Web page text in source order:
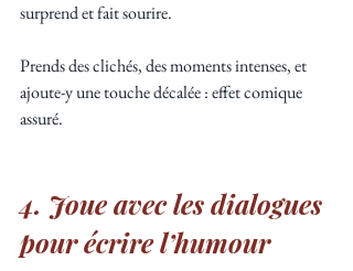
surprend et fait sourire.
Prends des clichés, des moments intenses, et
ajoute-y une touche décalée : effet comique
assuré.
4. Joue avec les dialogues
pour écrire l’humour